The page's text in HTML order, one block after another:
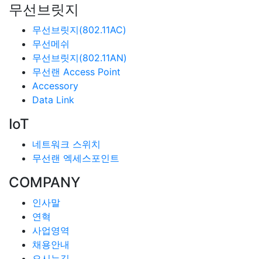
무선브릿지
무선브릿지(802.11AC)
무선메쉬
무선브릿지(802.11AN)
무선랜 Access Point
Accessory
Data Link
IoT
네트워크 스위치
무선랜 엑세스포인트
COMPANY
인사말
연혁
사업영역
채용안내